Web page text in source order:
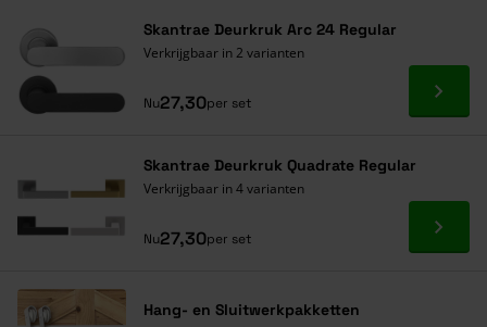
Skantrae Deurkruk Arc 24 Regular
Verkrijgbaar in 2 varianten
Nu27,30per set Ga
Skantrae Deurkruk Quadrate Regular
Verkrijgbaar in 4 varianten
Nu27,30per set Ga
Hang- en Sluitwerkpakketten